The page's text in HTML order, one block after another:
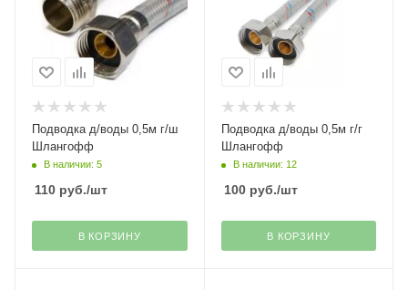
Подводка д/воды 0,5м г/ш
Шлангофф
В наличии: 5
110 руб./шт
В КОРЗИНУ
Подводка д/воды 0,5м г/г
Шлангофф
В наличии: 12
100руб./шт
В КОРЗИНУ